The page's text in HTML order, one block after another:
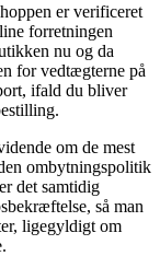
er verificeret
forretningen
nu og da
for vedtægterne på
ifald du bliver
om de mest
ombytningspolitik
det samtidig
så man
ligegyldigt om